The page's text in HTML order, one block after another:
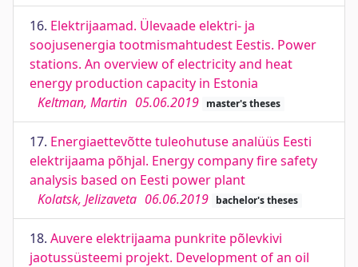
16. Elektrijaamad. Ülevaade elektri- ja
soojusenergia tootmismahtudest Eestis. Power
stations. An overview of electricity and heat
energy production capacity in Estonia
Keltman, Martin 05.06.2019 master's theses
17. Energiaettevõtte tuleohutuse analüüs Eesti
elektrijaama põhjal. Energy company fire safety
analysis based on Eesti power plant
Kolatsk, Jelizaveta 06.06.2019 bachelor's theses
18. Auvere elektrijaama punkrite põlevkivi
jaotussüsteemi projekt. Development of an oil